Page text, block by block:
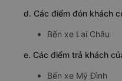
d. Các điểm đón khách
Bến xe Lai Châu
e. Các điểm trả khách
Bến xe Mỹ Đình